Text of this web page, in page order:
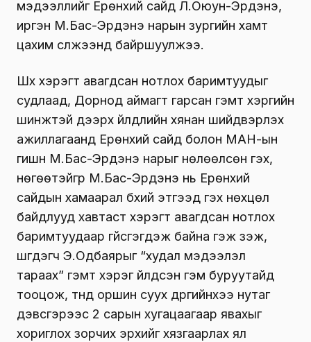
мэдээллийг Ерөнхий сайд Л.Оюун-Эрдэнэ,
иргэн М.Бас-Эрдэнэ нарын зургийн хамт
цахим сүлжээнд байршуулжээ.
Шүүх хэрэгт авагдсан нотлох баримтуудыг
судлаад, Дорнод аймагт гарсан гэмт хэргийн
шинжтэй дээрх үйлдлийн хянан шийдвэрлэх
ажиллагаанд Ерөнхий сайд болон МАН-ын
гишүүн М.Бас-Эрдэнэ нарыг нөлөөлсөн гэх,
нөгөөтэйгүүр М.Бас-Эрдэнэ нь Ерөнхий
сайдын хамаарал бүхий этгээд гэх нөхцөл
байдлууд хавтаст хэрэгт авагдсан нотлох
баримтуудаар үгүйсгэгдэж байна гэж үзэж,
шүүгдэгч Э.Одбаярыг “худал мэдээлэл
тараах” гэмт хэрэг үйлдсэн гэм буруутайд
тооцож, түүнд оршин суух дүүргийнхээ нутаг
дэвсгэрээс 2 сарын хугацаагаар явахыг
хориглох зорчих эрхийг хязгаарлах ял